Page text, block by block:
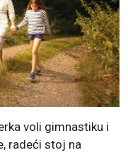
voli gimnastiku i
radeći stoj na